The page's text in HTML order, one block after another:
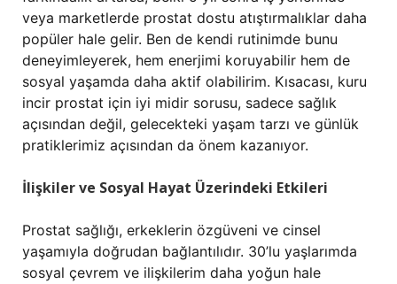
veya marketlerde prostat dostu atıştırmalıklar daha
popüler hale gelir. Ben de kendi rutinimde bunu
deneyimleyerek, hem enerjimi koruyabilir hem de
sosyal yaşamda daha aktif olabilirim. Kısacası, kuru
incir prostat için iyi midir sorusu, sadece sağlık
açısından değil, gelecekteki yaşam tarzı ve günlük
pratiklerimiz açısından da önem kazanıyor.
İlişkiler ve Sosyal Hayat Üzerindeki Etkileri
Prostat sağlığı, erkeklerin özgüveni ve cinsel
yaşamıyla doğrudan bağlantılıdır. 30’lu yaşlarımda
sosyal çevrem ve ilişkilerim daha yoğun hale